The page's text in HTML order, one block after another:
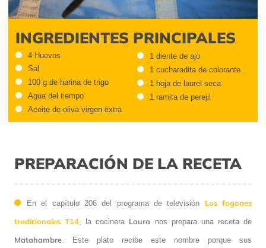
INGREDIENTES PRINCIPALES
4 Huevos
Sal
100 g de harina de trigo
Agua del tiempo
Aceite de oliva virgen extra
1 diente de ajo
1 cucharadita de colorante
1 hoja de laurel seca
1 ramita de perejil
PREPARACIÓN DE LA RECETA
En el capítulo 206 del programa de televisión Los fogones
tradicionales T14 , la cocinera Laura nos prepara una receta de
Matahambre . Este plato recibe este nombre porque sus